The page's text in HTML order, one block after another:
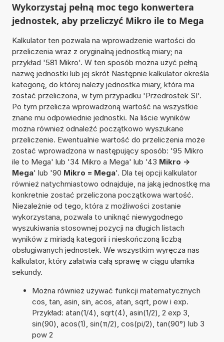
Wykorzystaj pełną moc tego konwertera
jednostek, aby przeliczyć Mikro ile to Mega
Kalkulator ten pozwala na wprowadzenie wartości do
przeliczenia wraz z oryginalną jednostką miary; na
przykład '581 Mikro'. W ten sposób można użyć pełną
nazwę jednostki lub jej skrót Następnie kalkulator określa
kategorię, do której należy jednostka miary, która ma
zostać przeliczona, w tym przypadku 'Przedrostek SI'.
Po tym przelicza wprowadzoną wartość na wszystkie
znane mu odpowiednie jednostki. Na liście wyników
można również odnaleźć początkowo wyszukane
przeliczenie. Ewentualnie wartość do przeliczenia może
zostać wprowadzona w następujący sposób: '95 Mikro
ile to Mega' lub '34 Mikro a Mega' lub '43 Mikro ->
Mega' lub '90 Mikro = Mega'. Dla tej opcji kalkulator
również natychmiastowo odnajduje, na jaką jednostkę ma
konkretnie zostać przeliczona początkowa wartość.
Niezależnie od tego, która z możliwości zostanie
wykorzystana, pozwala to uniknąć niewygodnego
wyszukiwania stosownej pozycji na długich listach
wyników z miriadą kategorii i nieskończoną liczbą
obsługiwanych jednostek. We wszystkim wyręcza nas
kalkulator, który załatwia całą sprawę w ciągu ułamka
sekundy.
Można również używać funkcji matematycznych
cos, tan, asin, sin, acos, atan, sqrt, pow i exp.
Przykład: atan(1/4), sqrt(4), asin(1/2), 2 exp 3,
sin(90), acos(1), sin(π/2), cos(pi/2), tan(90°) lub 3
pow 2